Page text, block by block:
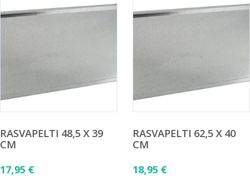
RASVAPELTI 48,5 X 39
CM
17,95 €
RASVAPELTI 62,5 X 40
CM
18,95 €